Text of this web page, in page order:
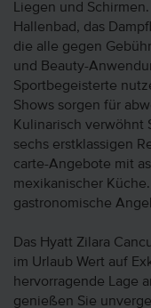
Liegen und
Hallenbad, das
die alle gegen
und Beauty-
Sportbegeisterte
Shows sorgen für
Kulinarisch verwöhnt
sechs erstklassigen
carte-Angebote mit
mexikanischer
gastronomische
Das Hyatt Zilara
im Urlaub Wert auf
hervorragende Lage
genießen Sie